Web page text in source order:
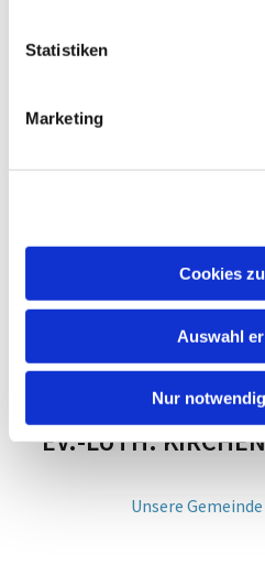
Statistiken
Marketing
Cookies
Auswahl
Nur
EV.-LUTH.
Unsere Gemeinde